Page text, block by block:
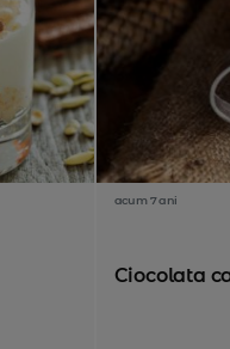
acum 7 ani
Ciocolata